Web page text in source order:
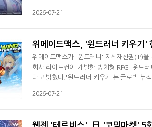
결하는 이야기를 감상할 수 있다.이벤트 스
2026-07-21
위메이드맥스, '윈드러너 키우기'
위메이드맥스가 '윈드러너' 지식재산권(IP)
회사 라이트컨이 개발한 방치형 RPG '윈드
다고 밝혔다.'윈드러너 키우기'는 글로벌 누
전에서는 150여 종의 캐릭터와 소환수, 탈
2026-07-21